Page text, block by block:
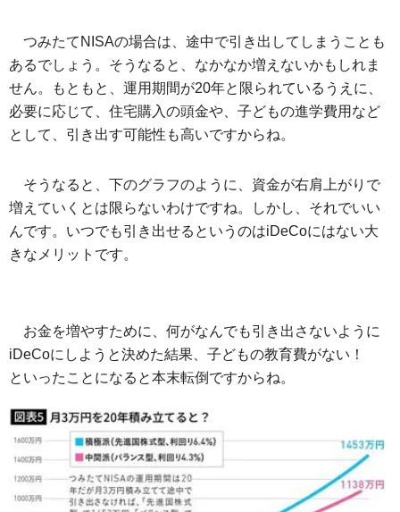
つみたてNISAの場合は、途中で引き出してしまうことも
あるでしょう。そうなると、なかなか増えないかもしれま
せん。もともと、運用期間が20年と限られているうえに、
必要に応じて、住宅購入の頭金や、子どもの進学費用など
として、引き出す可能性も高いですからね。
そうなると、下のグラフのように、資金が右肩上がりで
増えていくとは限らないわけですね。しかし、それでいい
んです。いつでも引き出せるというのはiDeCoにはない大
きなメリットです。
お金を増やすために、何がなんでも引き出さないように
iDeCoにしようと決めた結果、子どもの教育費がない！
といったことになると本末転倒ですからね。